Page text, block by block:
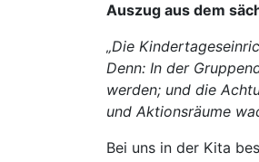
Auszug aus dem
„Die
Denn: In der
werden; und die
und Aktionsräume
Bei uns in der Kita